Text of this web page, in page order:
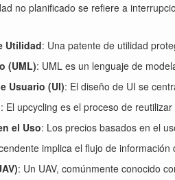
no planificado se refiere a
Utilidad: Una patente de utilidad
(UML): UML es un lenguaje de
Usuario (UI): El diseño de UI se
: El upcycling es el proceso de
el Uso: Los precios basados en el
implica el flujo de
: Un UAV, comúnmente conocido